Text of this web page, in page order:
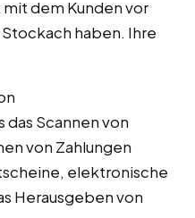
dem Kunden vor
haben. Ihre
Scannen von
von Zahlungen
elektronische
Herausgeben von